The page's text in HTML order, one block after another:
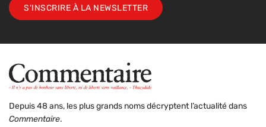
S'INSCRIRE À LA NEWSLETTER
Depuis 48 ans, les plus grands noms décryptent l’actualité dans
Commentaire.